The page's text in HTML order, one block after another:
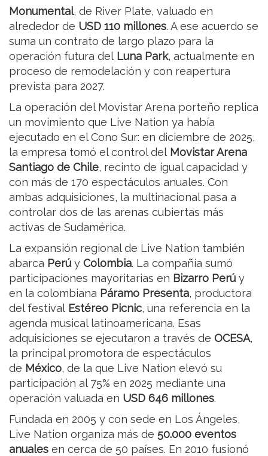
Monumental, de River Plate, valuado en
alrededor de USD 110 millones. A ese acuerdo se
suma un contrato de largo plazo para la
operación futura del Luna Park, actualmente en
proceso de remodelación y con reapertura
prevista para 2027.
La operación del Movistar Arena porteño replica
un movimiento que Live Nation ya había
ejecutado en el Cono Sur: en diciembre de 2025,
la empresa tomó el control del Movistar Arena
Santiago de Chile, recinto de igual capacidad y
con más de 170 espectáculos anuales. Con
ambas adquisiciones, la multinacional pasa a
controlar dos de las arenas cubiertas más
activas de Sudamérica.
La expansión regional de Live Nation también
abarca Perúy Colombia. La compañía sumó
participaciones mayoritarias en Bizarro Perúy
en la colombiana Páramo Presenta, productora
del festival Estéreo Picnic, una referencia en la
agenda musical latinoamericana. Esas
adquisiciones se ejecutaron a través de OCESA,
la principal promotora de espectáculos
de México, de la que Live Nation elevó su
participación al 75% en 2025 mediante una
operación valuada en USD 646 millones.
Fundada en 2005 y con sede en Los Ángeles,
Live Nation organiza más de 50.000 eventos
anuales en cerca de 50 países. En 2010 fusionó